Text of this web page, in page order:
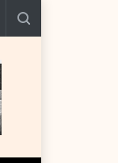
aldı..